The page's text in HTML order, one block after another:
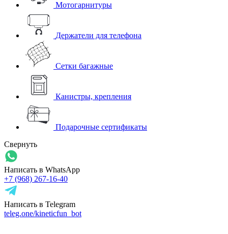
Мотогарнитуры
Держатели для телефона
Сетки багажные
Канистры, крепления
Подарочные сертификаты
Свернуть
Написать в WhatsApp
+7 (968) 267-16-40
Написать в Telegram
teleg.one/kineticfun_bot